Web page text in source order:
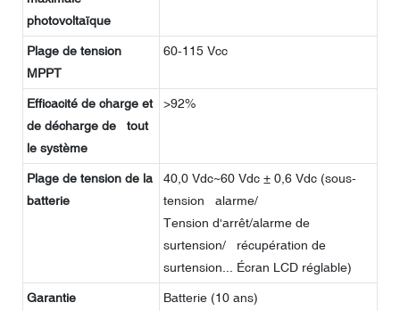
photovoltaïque
Plage de tension
MPPT
60-115 Vcc
Efficacité de charge et
de décharge de tout
le système
>92%
Plage de tension de la
batterie
40,0 Vdc~60 Vdc ± 0,6 Vdc (sous-
tension alarme/
Tension d'arrêt/alarme de
surtension/ récupération de
surtension... Écran LCD réglable)
Garantie
Batterie (10 ans)